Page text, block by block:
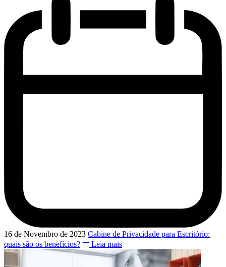
16 de Novembro de 2023 Cabine de Privacidade para Escritório:
quais são os benefícios?
Leia mais